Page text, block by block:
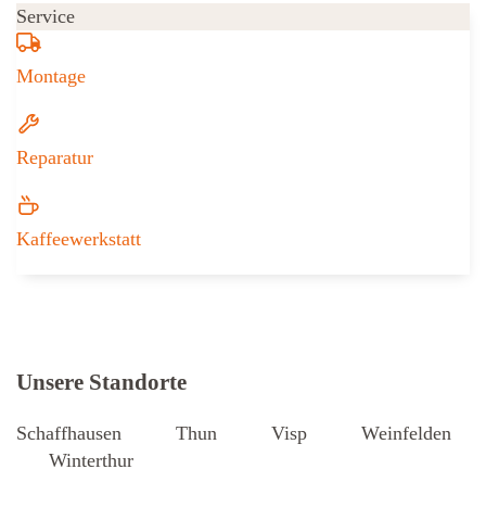
Service
Montage
Reparatur
Kaffeewerkstatt
Unsere Standorte
Schaffhausen Thun Visp
Weinfelden
Winterthur